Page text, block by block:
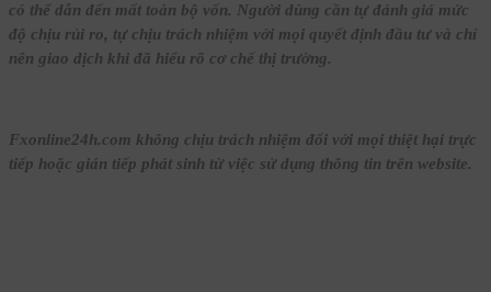
có thể dẫn đến mất toàn bộ vốn. Người dùng cần tự đánh giá mức
độ chịu rủi ro, tự chịu trách nhiệm với mọi quyết định đầu tư và chỉ
nên giao dịch khi đã hiểu rõ cơ chế thị trường.
Fxonline24h.com không chịu trách nhiệm đối với mọi thiệt hại trực
tiếp hoặc gián tiếp phát sinh từ việc sử dụng thông tin trên website.